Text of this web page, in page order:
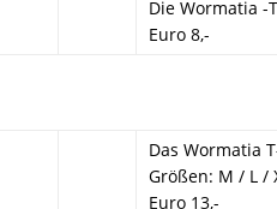
Die Wormatia -
Euro 8,-
Das Wormatia
Größen: M / L /
Euro 13,-